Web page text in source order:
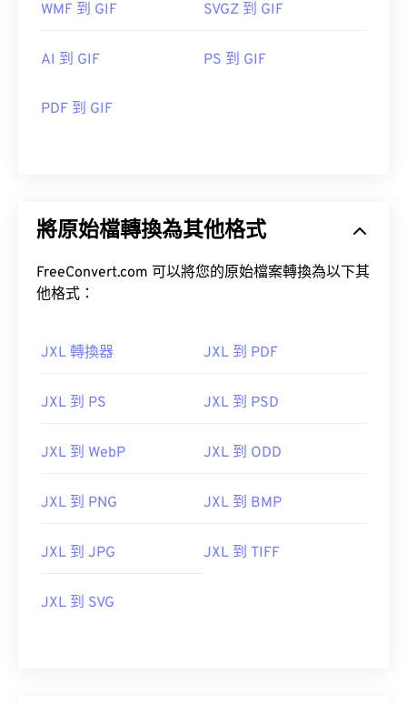
WMF 到 GIF SVGZ 到 GIF
AI 到 GIF PS 到 GIF
PDF 到 GIF
將原始檔轉換為其他格式
FreeConvert.com 可以將您的原始檔案轉換為以下其
他格式：
JXL 轉換器 JXL 到 PDF
JXL 到 PS JXL 到 PSD
JXL 到 WebP JXL 到 ODD
JXL 到 PNG JXL 到 BMP
JXL 到 JPG JXL 到 TIFF
JXL 到 SVG